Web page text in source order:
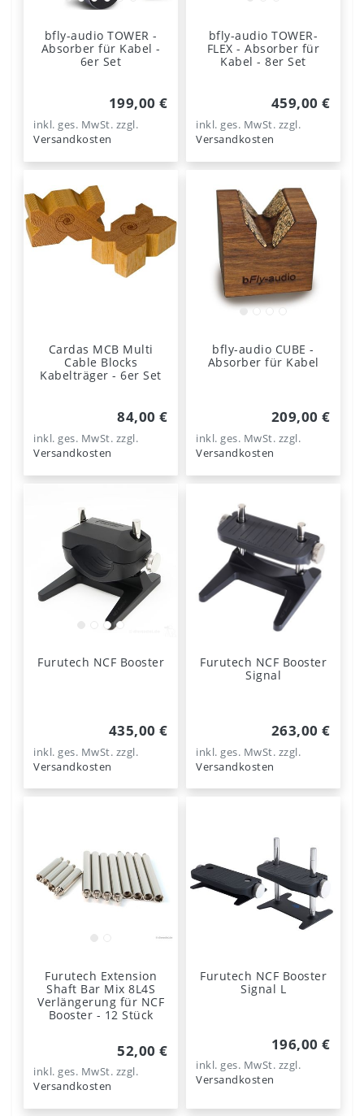
bfly-audio TOWER -
Absorber für Kabel -
6er Set
199,00 €
inkl. ges. MwSt. zzgl.
Versandkosten
bfly-audio TOWER-
FLEX - Absorber für
Kabel - 8er Set
459,00 €
inkl. ges. MwSt. zzgl.
Versandkosten
Cardas MCB Multi
Cable Blocks
Kabelträger - 6er Set
84,00 €
inkl. ges. MwSt. zzgl.
Versandkosten
bfly-audio CUBE -
Absorber für Kabel
209,00 €
inkl. ges. MwSt. zzgl.
Versandkosten
Furutech NCF Booster
435,00 €
inkl. ges. MwSt. zzgl.
Versandkosten
Furutech NCF Booster
Signal
263,00 €
inkl. ges. MwSt. zzgl.
Versandkosten
Furutech Extension
Shaft Bar Mix 8L4S
Verlängerung für NCF
Booster - 12 Stück
52,00 €
inkl. ges. MwSt. zzgl.
Versandkosten
Furutech NCF Booster
Signal L
196,00 €
inkl. ges. MwSt. zzgl.
Versandkosten